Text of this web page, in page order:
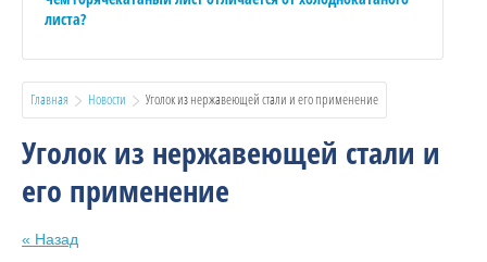
листа?
Главная Новости
  Уголок из нержавеющей стали и его применение
Уголок из нержавеющей стали и
его применение
« Назад